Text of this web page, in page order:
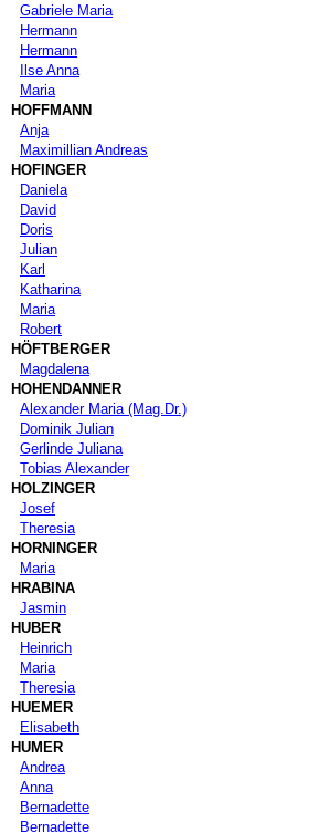
Gabriele Maria
Hermann
Hermann
Ilse Anna
Maria
HOFFMANN
Anja
Maximillian Andreas
HOFINGER
Daniela
David
Doris
Julian
Karl
Katharina
Maria
Robert
HÖFTBERGER
Magdalena
HOHENDANNER
Alexander Maria (Mag.Dr.)
Dominik Julian
Gerlinde Juliana
Tobias Alexander
HOLZINGER
Josef
Theresia
HORNINGER
Maria
HRABINA
Jasmin
HUBER
Heinrich
Maria
Theresia
HUEMER
Elisabeth
HUMER
Andrea
Anna
Bernadette
Bernadette